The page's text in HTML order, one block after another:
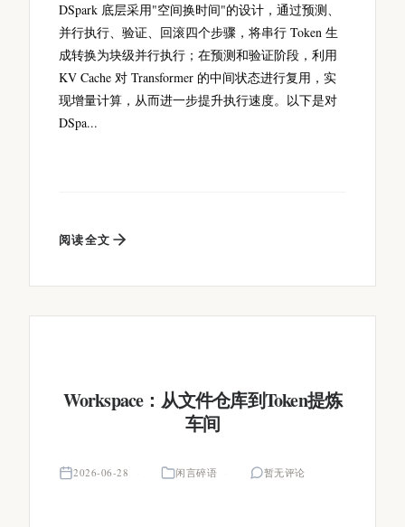
DSpark 底层采用"空间换时间"的设计，通过预测、
并行执行、验证、回滚四个步骤，将串行 Token 生
成转换为块级并行执行；在预测和验证阶段，利用
KV Cache 对 Transformer 的中间状态进行复用，实
现增量计算，从而进一步提升执行速度。以下是对
DSpa...
阅读全文
Workspace：从文件仓库到Token提炼
车间
2026-06-28 闲言碎语 暂无评论